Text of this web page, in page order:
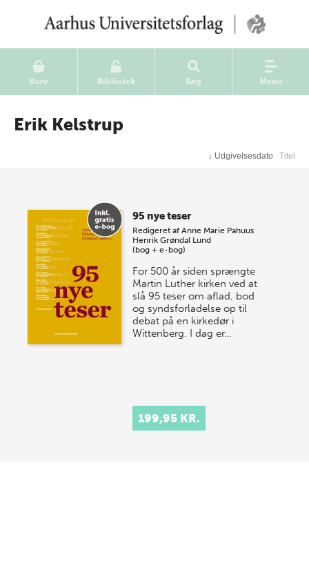
Kurv Bibliotek Søg Menu
Erik Kelstrup
↓ Udgivelsesdato Titel
95 nye teser
Redigeret afAnne Marie Pahuus
Henrik Grøndal Lund
(bog + e-bog)
For 500 år siden sprængte
Martin Luther kirken ved at
slå 95 teser om aflad, bod
og syndsforladelse op til
debat på en kirkedør i
Wittenberg. I dag er…
199,95 KR.